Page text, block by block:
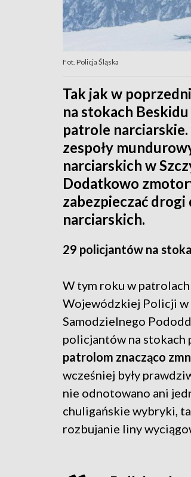
Fot. Policja Śląska
Tak jak w
na stokach
patrole
zespoły
narciarskich w
Dodatkowo
zabezpieczać
narciarskich.
29 policjantów na
W tym roku w
Wojewódzkiej Policji w
Samodzielnego
policjantów na stokach
patrolom znacząco
wcześniej były
nie odnotowano ani
chuligańskie wybryki,
rozbujanie liny